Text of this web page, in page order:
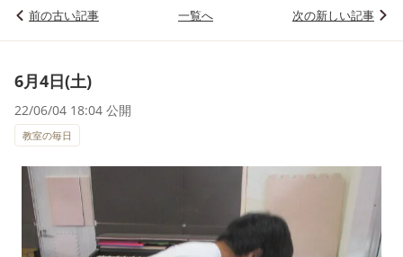
前の古い記事 一覧へ 次の新しい記事
6月4日(土)
22/06/04 18:04 公開
教室の毎日